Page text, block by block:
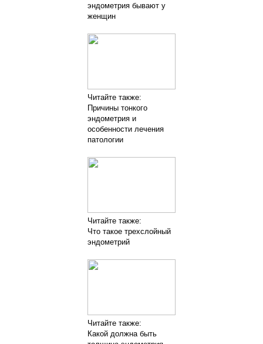
эндометрия бывают у
женщин
Читайте также:
Причины тонкого
эндометрия и
особенности лечения
патологии
Читайте также:
Что такое трехслойный
эндометрий
Читайте также:
Какой должна быть